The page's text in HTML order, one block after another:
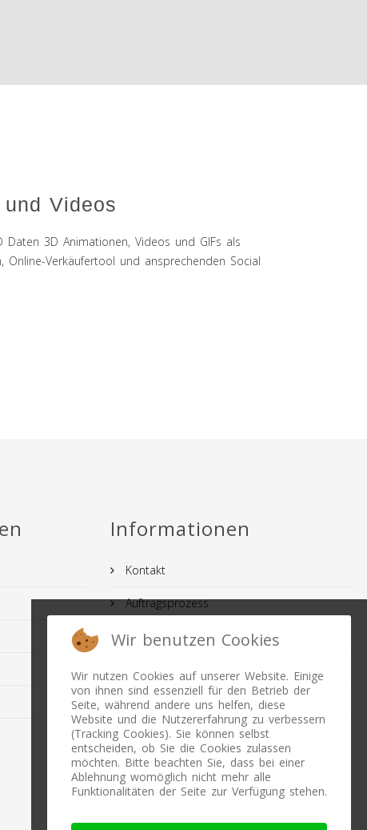
Videos
Daten 3D Animationen, Videos und GIFs als
Online-Verkäufertool und ansprechenden Social
Informationen
Kontakt
Auftragsprozess
AGB
IMPRESSUM
FAQ
Datenschutz
Wir benutzen Cookies
Wir nutzen Cookies auf unserer Website. Einige
von ihnen sind essenziell für den Betrieb der
Seite, während andere uns helfen, diese
Website und die Nutzererfahrung zu verbessern
(Tracking Cookies). Sie können selbst
entscheiden, ob Sie die Cookies zulassen
möchten. Bitte beachten Sie, dass bei einer
Ablehnung womöglich nicht mehr alle
Funktionalitäten der Seite zur Verfügung stehen.